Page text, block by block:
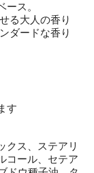
ス。
る大人の香り
ダードな香り
す
クス、ステアリ
コール、セテア